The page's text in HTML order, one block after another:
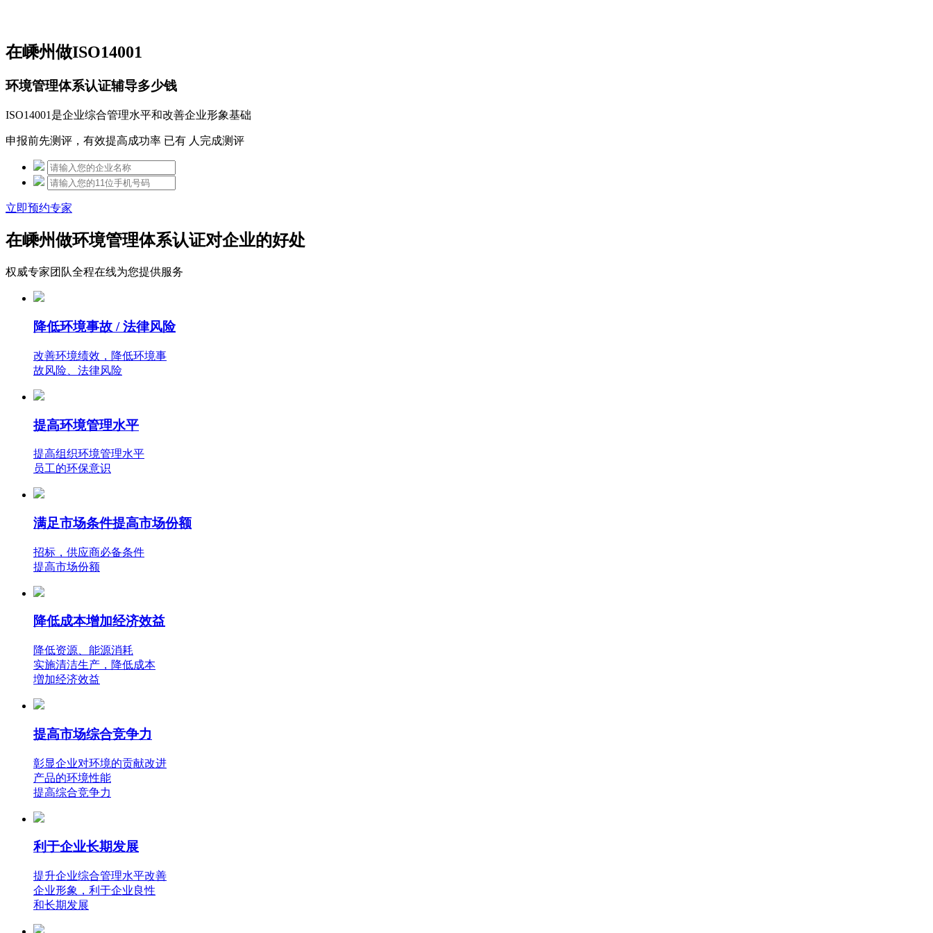
在嵊州做ISO14001
环境管理体系认证辅导多少钱
ISO14001是企业综合管理水平和改善企业形象基础
申报前先测评，有效提高成功率 已有 人完成测评
立即预约专家
在嵊州做环境管理体系认证对企业的好处
权威专家团队全程在线为您提供服务
降低环境事故 / 法律风险
改善环境绩效，降低环境事
故风险、法律风险
提高环境管理水平
提高组织环境管理水平
员工的环保意识
满足市场条件提高市场份额
招标，供应商必备条件
提高市场份额
降低成本增加经济效益
降低资源、能源消耗
实施清洁生产，降低成本
増加经济效益
提高市场综合竞争力
彰显企业对环境的贡献改进
产品的环境性能
提高综合竞争力
利于企业长期发展
提升企业综合管理水平改善
企业形象，利于企业良性
和长期发展